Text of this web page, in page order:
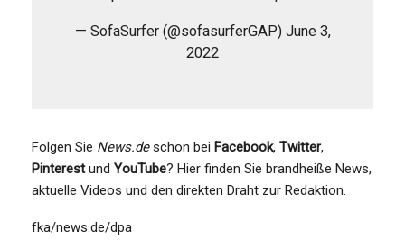
— SofaSurfer (@sofasurferGAP) June 3,
2022
Folgen Sie News.deschon bei Facebook, Twitter,
Pinterestund YouTube? Hier finden Sie brandheiße News,
aktuelle Videos und den direkten Draht zur Redaktion.
fka/news.de/dpa